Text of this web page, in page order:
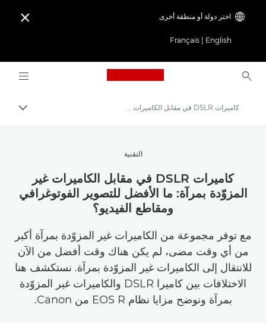
اختر دولة أو منطقة أخرى
English
Français

back to home page
مسار
استلهم أروع الأفكار | نصائح حول التصوير الفوتوغرافي والطباعة وأدلة المشترين
كاميرات DSLR في مقابل الكاميرات غير المزوّدة بمرآة: أيهما أفضل؟
التقنية
كاميرات DSLR في مقابل الكاميرات غير
المزوّدة بمرآة: ما الأفضل للتصوير الفوتوغرافي
ومقاطع الفيديو؟
مع توفر مجموعة من الكاميرات غير المزوّدة بمرآة أكبر
من أي وقت مضى، لم يكن هناك وقت أفضل من الآن
للانتقال إلى الكاميرات غير المزوّدة بمرآة. نستكشف هنا
الاختلافات بين كاميرا DSLR والكاميرات غير المزوّدة
بمرآة ونوضح مزايا نظام EOS R من Canon.